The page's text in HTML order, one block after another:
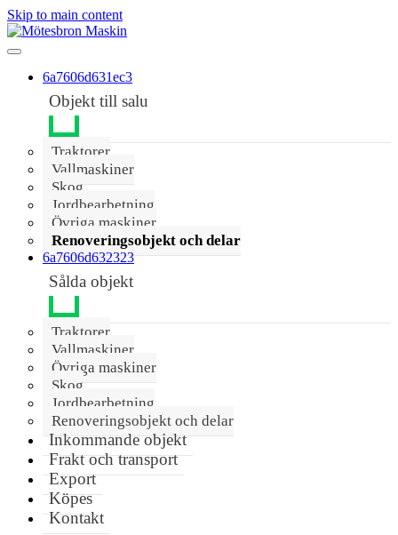
Skip to main content
6a7606d631ec3
Objekt till salu
Traktorer
Vallmaskiner
Skog
Jordbearbetning
Övriga maskiner
Renoveringsobjekt och delar
6a7606d632323
Sålda objekt
Traktorer
Vallmaskiner
Övriga maskiner
Skog
Jordbearbetning
Renoveringsobjekt och delar
Inkommande objekt
Frakt och transport
Export
Köpes
Kontakt